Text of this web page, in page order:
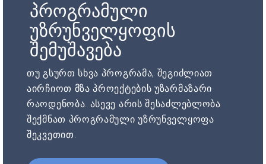
პროგრამული
უზრუნველყოფის
შემუშავება
თუ გსურთ სხვა პროგრამა, შეგიძლიათ
აირჩიოთ მზა პროექტების უზარმაზარი
რაოდენობა. ასევე არის შესაძლებლობა
შექმნათ პროგრამული უზრუნველყოფა
შეკვეთით.